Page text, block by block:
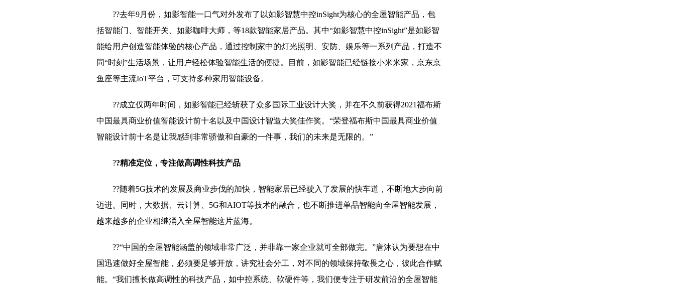
??去年9月份，如影智能一口气对外发布了以如影智慧中控inSight为核心的全屋智能产品，包
括智能门、智能开关、如影咖啡大师，等18款智能家居产品。其中“如影智慧中控inSight”是如影智
能给用户创造智能体验的核心产品，通过控制家中的灯光照明、安防、娱乐等一系列产品，打造不
同“时刻”生活场景，让用户轻松体验智能生活的便捷。目前，如影智能已经链接小米米家，京东京
鱼座等主流IoT平台，可支持多种家用智能设备。
??成立仅两年时间，如影智能已经斩获了众多国际工业设计大奖，并在不久前获得2021福布斯
中国最具商业价值智能设计前十名以及中国设计智造大奖佳作奖。“荣登福布斯中国最具商业价值
智能设计前十名是让我感到非常骄傲和自豪的一件事，我们的未来是无限的。”
??精准定位，专注做高调性科技产品
??随着5G技术的发展及商业步伐的加快，智能家居已经驶入了发展的快车道，不断地大步向前
迈进。同时，大数据、云计算、5G和AIOT等技术的融合，也不断推进单品智能向全屋智能发展，
越来越多的企业相继涌入全屋智能这片蓝海。
??“中国的全屋智能涵盖的领域非常广泛，并非靠一家企业就可全部做完。”唐沐认为要想在中
国迅速做好全屋智能，必须要足够开放，讲究社会分工，对不同的领域保持敬畏之心，彼此合作赋
能。“我们擅长做高调性的科技产品，如中控系统、软硬件等，我们便专注于研发前沿的全屋智能